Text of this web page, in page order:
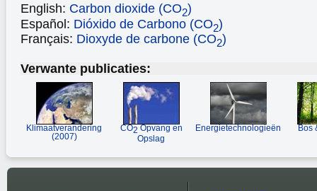
English: Carbon dioxide (CO2)
Español: Dióxido de Carbono (CO2)
Français: Dioxyde de carbone (CO2)
Verwante publicaties:
Klimaatverandering
(2007)
CO2 Opvang en
Opslag
Energietechnologieën Bos